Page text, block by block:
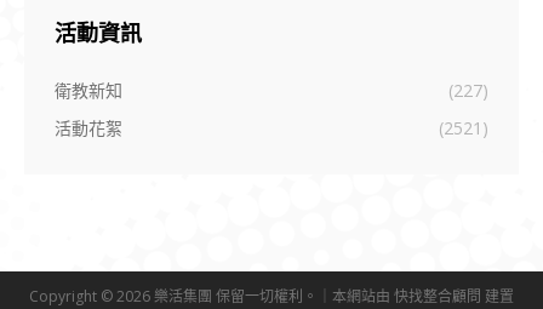
活動資訊
衛教新知
(227)
活動花絮
(2521)
Copyright © 2026 樂活集團 保留一切權利。｜本網站由 快找整合顧問 建置